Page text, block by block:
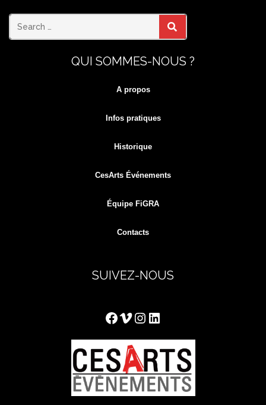
Search SEARCH
QUI SOMMES-NOUS ?
A propos
Infos pratiques
Historique
CesArts Événements
Équipe FiGRA
Contacts
SUIVEZ-NOUS
Facebook
Vimeo
Instagram
LinkedIn